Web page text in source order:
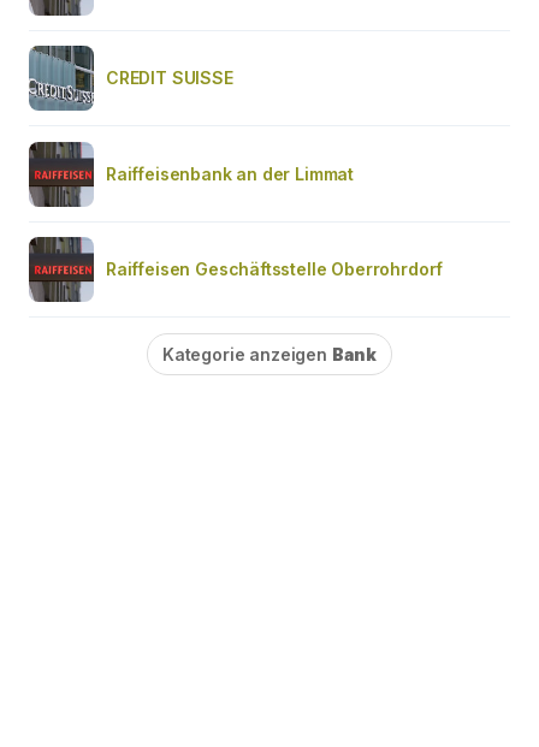
CREDIT SUISSE
Raiffeisenbank an der Limmat
Raiffeisen Geschäftsstelle Oberrohrdorf
Kategorie anzeigen Bank